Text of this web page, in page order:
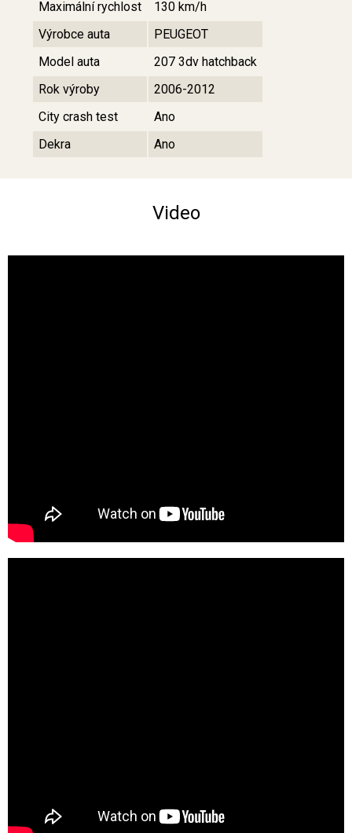
Maximální rychlost
130 km/h
Výrobce auta
PEUGEOT
Model auta
207 3dv hatchback
Rok výroby
2006-2012
City crash test
Ano
Dekra
Ano
Video